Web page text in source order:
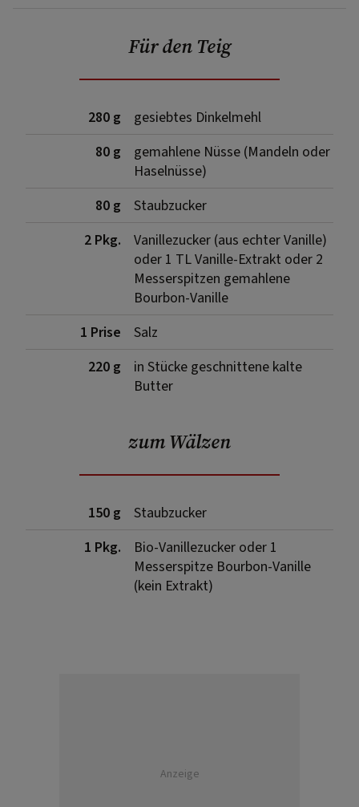
Für den Teig
280 g
gesiebtes Dinkelmehl
80 g
gemahlene Nüsse (Mandeln oder
Haselnüsse)
80 g
Staubzucker
2 Pkg.
Vanillezucker (aus echter Vanille)
oder 1 TL Vanille-Extrakt oder 2
Messerspitzen gemahlene
Bourbon-Vanille
1 Prise
Salz
220 g
in Stücke geschnittene kalte
Butter
zum Wälzen
150 g
Staubzucker
1 Pkg.
Bio-Vanillezucker oder 1
Messerspitze Bourbon-Vanille
(kein Extrakt)
Anzeige